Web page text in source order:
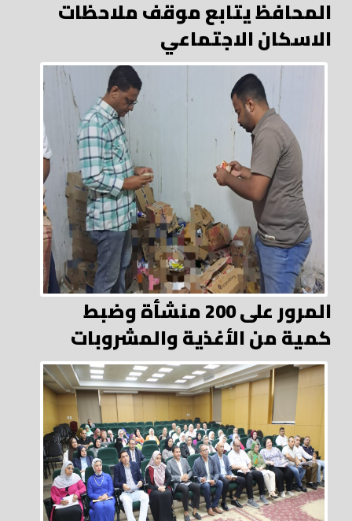
المحافظ يتابع موقف ملاحظات
الاسكان الاجتماعي
المرور على 200 منشأة وضبط
كمية من الأغذية والمشروبات